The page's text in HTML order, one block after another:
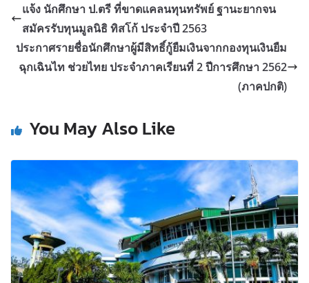
แจ้ง นักศึกษา ป.ตรี ที่ขาดแคลนทุนทรัพย์ ฐานะยากจน
สมัครรับทุนมูลนิธิ ทิสโก้ ประจำปี 2563
ประกาศรายชื่อนักศึกษาผู้มีสิทธิ์กู้ยืมเงินจากกองทุนเงินยืม
ฉุกเฉินไท ช่วยไทย ประจำภาคเรียนที่ 2 ปีการศึกษา 2562
(ภาคปกติ)
You May Also Like